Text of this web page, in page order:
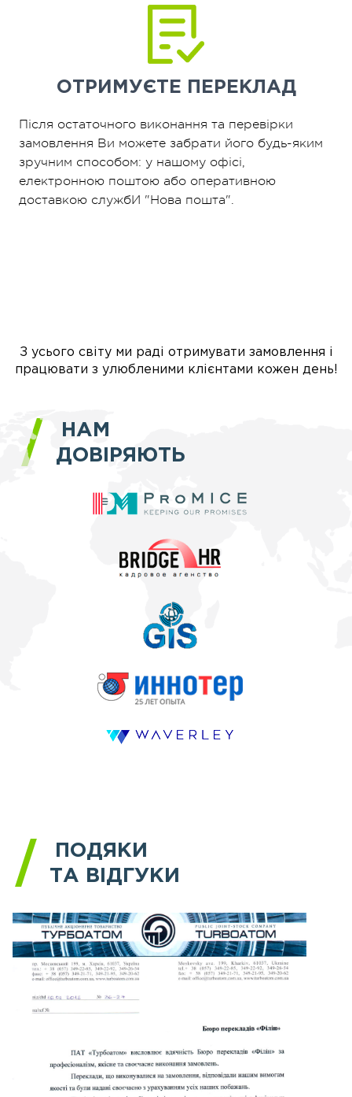
ОТРИМУЄТЕ ПЕРЕКЛАД
Після остаточного виконання та перевірки
замовлення Ви можете забрати його будь-яким
зручним способом: у нашому офісі,
електронною поштою або оперативною
доставкою службИ "Нова пошта".
З усього світу ми раді отримувати замовлення і
працювати з улюбленими клієнтами кожен день!
НАМ
ДОВІРЯЮТЬ
ПОДЯКИ
ТА ВІДГУКИ